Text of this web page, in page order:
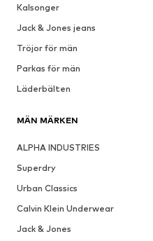
Kalsonger
Jack & Jones jeans
Tröjor för män
Parkas för män
Läderbälten
MÄN MÄRKEN
ALPHA INDUSTRIES
Superdry
Urban Classics
Calvin Klein Underwear
Jack & Jones